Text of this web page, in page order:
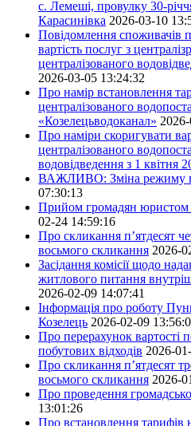
с. Лемеші, провулку 30-
Карасинівка 2026-03-10
Повідомлення споживачів
вартість послуг з
централізованого
2026-03-05 13:24:32
Про намір встановлення
централізованого
«Козелецьводоканал»
Про наміри скоригувати
централізованого
водовідведення з 1 квітня
ВАЖЛИВО: Зміна режиму
07:30:13
Прийом громадян юристом
02-24 14:59:16
Про скликання п’ятдесят
восьмого скликання 2026-
Засідання комісії щодо
житлового питання
2026-02-09 14:07:41
Інформація про роботу
Козелець 2026-02-09
Про перерахунок вартості
побутових відходів 2026-
Про скликання п’ятдесят
восьмого скликання 2026-
Про проведення
13:01:26
Про встановлення тарифів